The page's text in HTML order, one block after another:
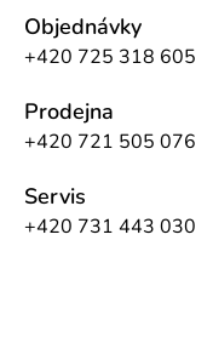
Objednávky
+420 725 318 605
Prodejna
+420 721 505 076
Servis
+420 731 443 030